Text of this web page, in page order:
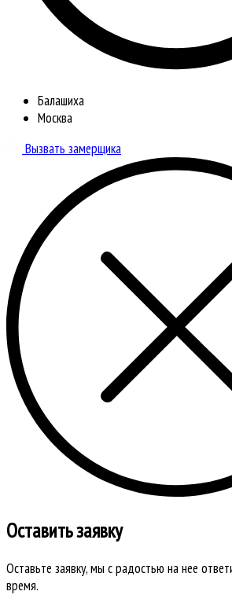
Балашиха
Москва
Вызвать замерщика
Оставить заявку
Оставьте заявку, мы с радостью на нее
время.